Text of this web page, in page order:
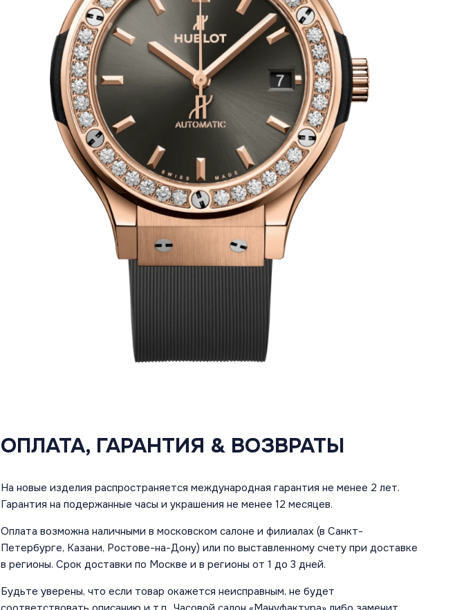
ОПЛАТА, ГАРАНТИЯ & ВОЗВРАТЫ
На новые изделия распространяется международная гарантия не менее 2 лет.
Гарантия на подержанные часы и украшения не менее 12 месяцев.
Оплата возможна наличными в московском салоне и филиалах (в Санкт-
Петербурге, Казани, Ростове-на-Дону) или по выставленному счету при доставке
в регионы. Срок доставки по Москве и в регионы от 1 до 3 дней.
Будьте уверены, что если товар окажется неисправным, не будет